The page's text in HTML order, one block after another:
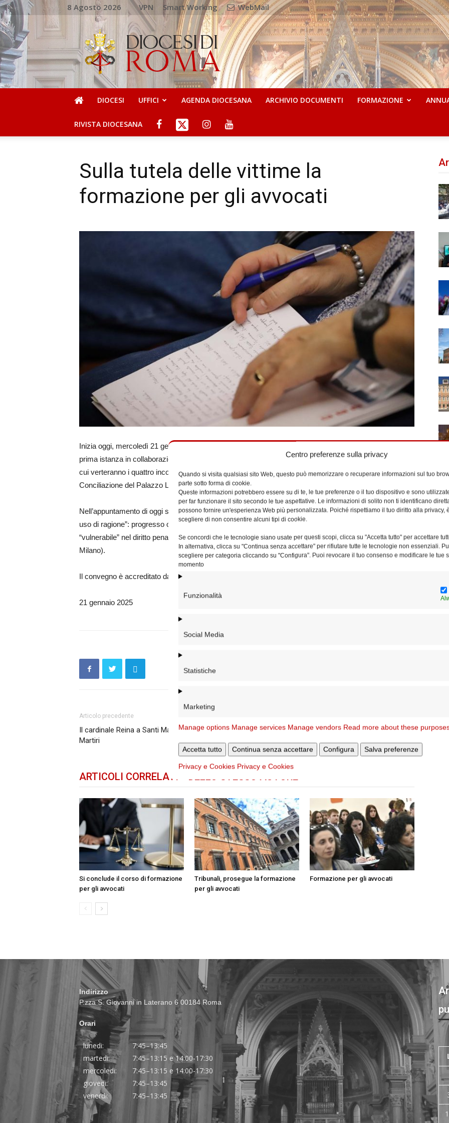
Centro preferenze sulla privacy
Quando si visita qualsiasi sito Web, questo può memorizzare o recuperare informazioni sul tuo
parte sotto forma di cookie.
Queste informazioni potrebbero essere su di te, le tue preferenze o il tuo dispositivo e sono
per far funzionare il sito secondo le tue aspettative. Le informazioni di solito non ti identificano
possono fornire un'esperienza Web più personalizzata. Poiché rispettiamo il tuo diritto alla privacy,
scegliere di non consentire alcuni tipi di cookie.
Se concordi che le tecnologie siano usate per questi scopi, clicca su "Accetta tutto" per accettare
In alternativa, clicca su "Continua senza accettare" per rifiutare tutte le tecnologie non essenziali.
scegliere per categoria cliccando su "Configura". Puoi revocare il tuo consenso e modificare le tue
momento
Funzionalità
Social Media
Statistiche
Marketing
Manage options Manage services Manage vendors Read more about these
Accetta tutto Continua senza accettare Configura Salva preferenze
Privacy e Cookies Privacy e Cookies
8 Agosto 2026 VPN Smart Working WebMail
DIOCESI
DI
ROMA
DIOCESI UFFICI AGENDA DIOCESANA ARCHIVIO DOCUMENTI FORMAZIONE
RIVISTA DIOCESANA
Sulla tutela delle vittime la
formazione per gli avvocati
Inizia oggi, mercoledì 21 gennaio, il nuovo percorso formativo proposto dal Tribunale interdiocesano di
prima istanza in collaborazione con il Coetus Advocatorum. “La tutela della vittima di abusi” è il tema su
cui verteranno i quattro incontri, uno al mese da gennaio ad aprile, che si terranno nell’Aula della
Conciliazione del Palazzo Lateranense e avranno inizio alle ore 15.
Nell’appuntamento di oggi si parlerà “Dall’adulto “vulnerabile” a colui che “ha abitualmente un difetto di
uso di ragione”: progresso o regressione?” (prof. Matteo Visioli, Pontificia Università Gregoriana) e di “Il
“vulnerabile” nel diritto penale italiano” (dr. Alberto Tortoroglio, Università Cattolica del Sacro Cuore di
Milano).
Il convegno è accreditato dall’Ordine degli avvocati di Roma e rilascia due crediti formativi.
21 gennaio 2025
Articolo precedente
Il cardinale Reina a Santi Mario e Compagni
Martiri
E’ entrata nella luce della Resurrezione Victoria,
mamma di don Rivera
ARTICOLI CORRELATI DELLO STESSO AUTORE
Si conclude il corso di formazione
per gli avvocati
Tribunali, prosegue la formazione
per gli avvocati
Formazione per gli avvocati
Indirizzo
P.zza S. Giovanni in Laterano 6 00184 Roma
Orari
lunedi:
7:45–13:45
martedi:
7:45–13:15 e 14:00-17:30
mercoledi:
7:45–13:15 e 14:00-17:30
giovedi:
7:45–13:45
venerdi:
7:45–13:45